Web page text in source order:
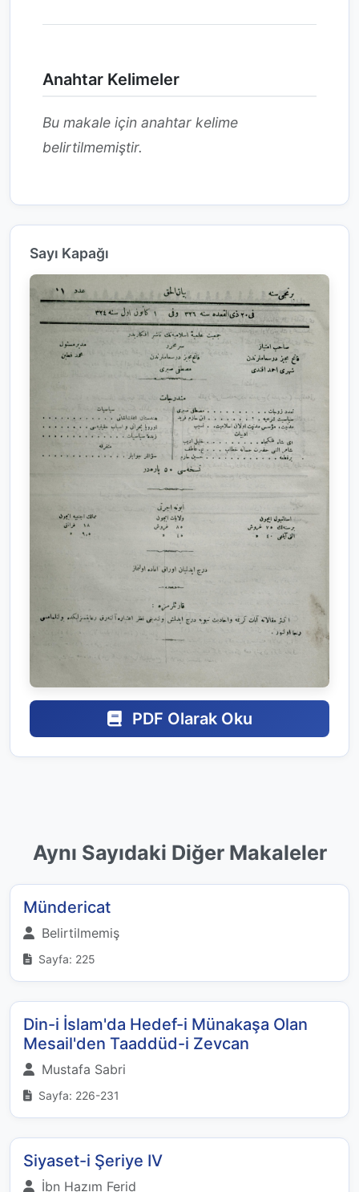
Anahtar Kelimeler
Bu makale için anahtar kelime
belirtilmemiştir.
Sayı Kapağı
PDF Olarak Oku
Aynı Sayıdaki Diğer Makaleler
Mündericat
Belirtilmemiş
Sayfa: 225
Din-i İslam'da Hedef-i Münakaşa Olan
Mesail'den Taaddüd-i Zevcan
Mustafa Sabri
Sayfa: 226-231
Siyaset-i Şeriye IV
İbn Hazım Ferid